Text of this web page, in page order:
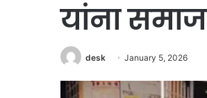
यांना
desk January 5, 2026